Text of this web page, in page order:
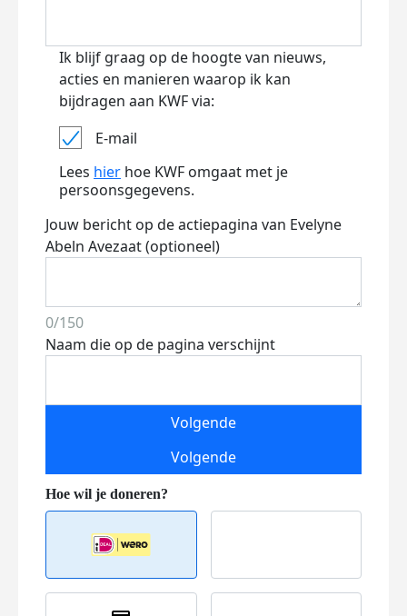
Ik blijf graag op de hoogte van nieuws,
acties en manieren waarop ik kan
bijdragen aan KWF via:
E-mail
Lees hier hoe KWF omgaat met je
persoonsgegevens.
Jouw bericht op de actiepagina van Evelyne
Abeln Avezaat (optioneel)
0/150
Naam die op de pagina verschijnt
Volgende
Volgende